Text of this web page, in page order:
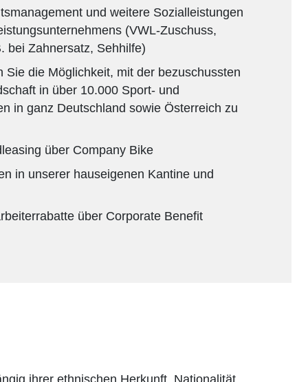
und weitere Sozialleistungen
(VWL-Zuschuss,
bei Zahnersatz, Sehhilfe)
Sie die Möglichkeit, mit der bezuschussten
in über 10.000 Sport- und
in ganz Deutschland sowie Österreich zu
über Company Bike
in unserer hauseigenen Kantine und
über Corporate Benefit
ihrer ethnischen Herkunft, Nationalität,